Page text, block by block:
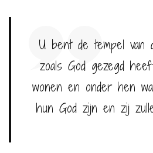
U bent de tempel van
zoals God gezegd
wonen en onder hen
hun God zijn en zij